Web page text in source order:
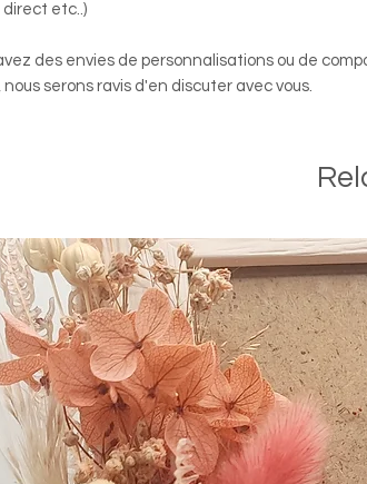
direct etc..)
des envies de personnalisations ou de
nous serons ravis d'en discuter avec vous.